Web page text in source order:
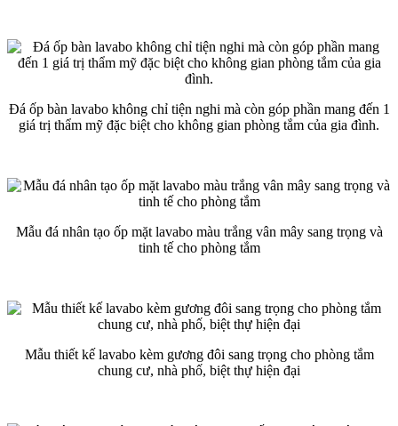
Đá ốp bàn lavabo không chỉ tiện nghi mà còn góp phần mang đến 1
giá trị thẩm mỹ đặc biệt cho không gian phòng tắm của gia đình.
Mẫu đá nhân tạo ốp mặt lavabo màu trắng vân mây sang trọng và
tinh tế cho phòng tắm
Mẫu thiết kế lavabo kèm gương đôi sang trọng cho phòng tắm
chung cư, nhà phố, biệt thự hiện đại